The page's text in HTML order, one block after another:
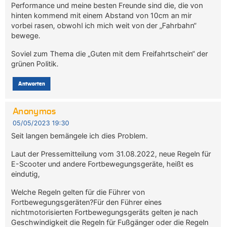
Performance und meine besten Freunde sind die, die von
hinten kommend mit einem Abstand von 10cm an mir
vorbei rasen, obwohl ich mich weit von der „Fahrbahn“
bewege.
Soviel zum Thema die „Guten mit dem Freifahrtschein“ der
grünen Politik.
Antworten
Anonymos
05/05/2023 19:30
Seit langen bemängele ich dies Problem.
Laut der Pressemitteilung vom 31.08.2022, neue Regeln für
E-Scooter und andere Fortbewegungsgeräte, heißt es
eindutig,
Welche Regeln gelten für die Führer von
Fortbewegungsgeräten?Für den Führer eines
nichtmotorisierten Fortbewegungsgeräts gelten je nach
Geschwindigkeit die Regeln für Fußgänger oder die Regeln